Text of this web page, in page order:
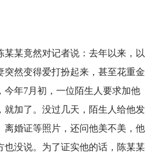
某某竟然对记者说：去年以来，以
突然变得爱打扮起来，甚至花重金
今年7月初，一位陌生人要求加他
就加了。没过几天，陌生人给他发
离婚证等照片，还问他美不美，他
也没说。为了证实他的话，陈某某